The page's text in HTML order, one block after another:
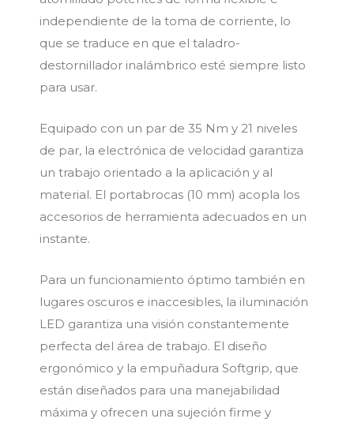
independiente de la toma de corriente, lo
que se traduce en que el taladro-
destornillador inalámbrico esté siempre listo
para usar.
Equipado con un par de 35 Nm y 21 niveles
de par, la electrónica de velocidad garantiza
un trabajo orientado a la aplicación y al
material. El portabrocas (10 mm) acopla los
accesorios de herramienta adecuados en un
instante.
Para un funcionamiento óptimo también en
lugares oscuros e inaccesibles, la iluminación
LED garantiza una visión constantemente
perfecta del área de trabajo. El diseño
ergonómico y la empuñadura Softgrip, que
están diseñados para una manejabilidad
máxima y ofrecen una sujeción firme y